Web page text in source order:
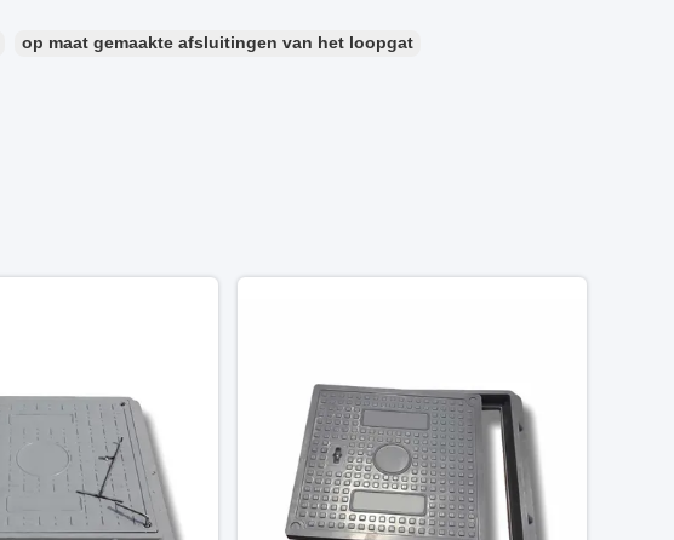
op maat gemaakte afsluitingen van het loopgat